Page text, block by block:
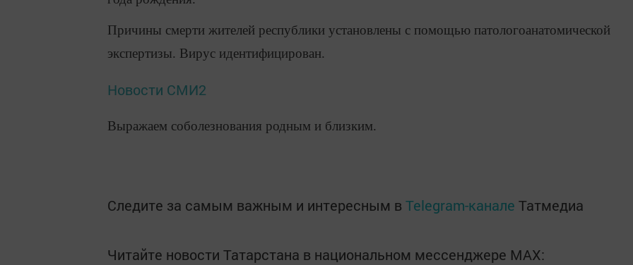
Причины смерти жителей республики установлены с помощью патологоанатомической
экспертизы. Вирус идентифицирован.
Новости СМИ2
Выражаем соболезнования родным и близким.
Следите за самым важным и интересным в Telegram-канале Татмедиа
Читайте новости Татарстана в национальном мессенджере MАХ: